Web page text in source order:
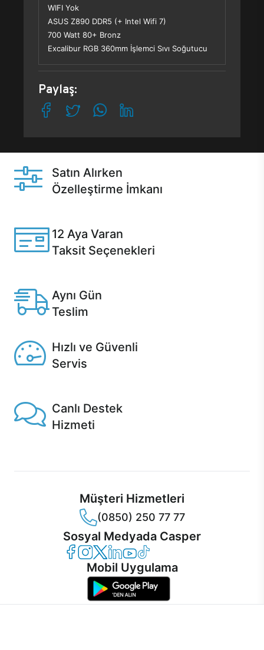
WIFI Yok
ASUS Z890 DDR5 (+ Intel Wifi 7)
700 Watt 80+ Bronz
Excalibur RGB 360mm İşlemci Sıvı Soğutucu
Paylaş:
Satın Alırken
Özelleştirme İmkanı
12 Aya Varan
Taksit Seçenekleri
Aynı Gün
Teslim
Hızlı ve Güvenli
Servis
Canlı Destek
Hizmeti
Müşteri Hizmetleri
(0850) 250 77 77
Sosyal Medyada Casper
Casper Facebook
Casper Instagram
Casper Twitter
Casper LinkedIn
Casper YouTube
Casper TikTok
Mobil Uygulama